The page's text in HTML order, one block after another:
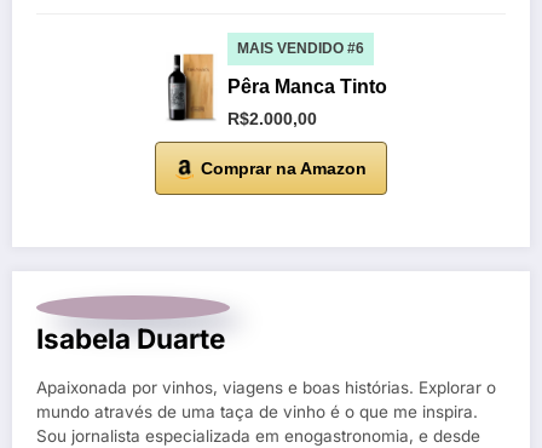
MAIS VENDIDO #6
Pêra Manca Tinto
R$2.000,00
Comprar na Amazon
Isabela Duarte
Apaixonada por vinhos, viagens e boas histórias. Explorar o
mundo através de uma taça de vinho é o que me inspira.
Sou jornalista especializada em enogastronomia, e desde